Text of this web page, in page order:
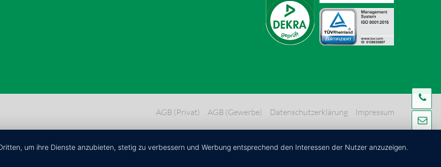
AGB (Privat) AGB (Gewerbe) Datenschutzerklärung Impressum
um ihre Dienste anzubieten, stetig zu verbessern und Werbung entsprechend den Interessen der Nutzer anzuzeigen.